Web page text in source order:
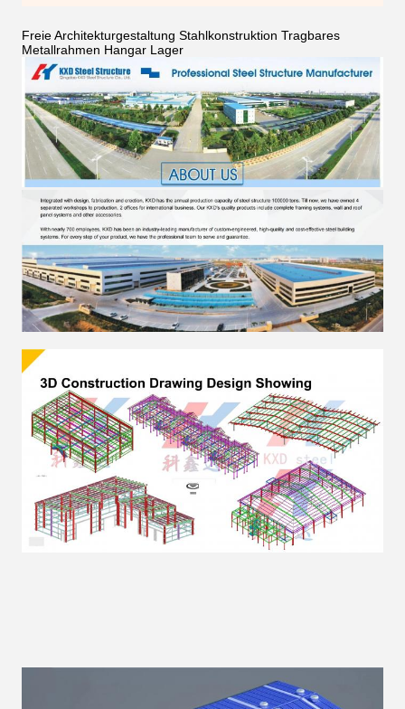
Freie Architekturgestaltung Stahlkonstruktion Tragbares
Metallrahmen Hangar Lager